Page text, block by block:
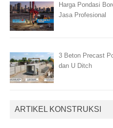
Harga Pondasi
Jasa Profesional
3 Beton Precast
dan U Ditch
ARTIKEL KONSTRUKSI